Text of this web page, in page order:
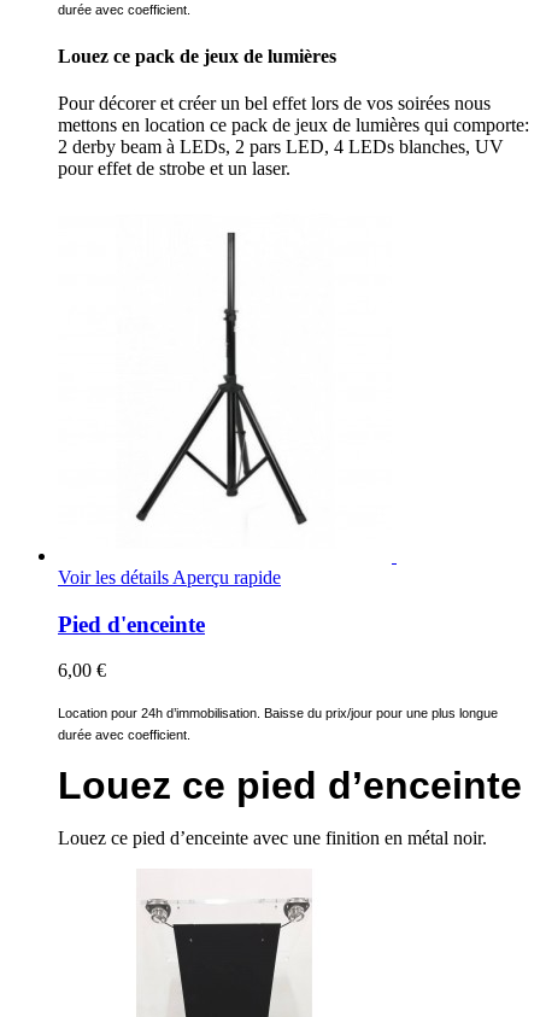
durée avec coefficient.
Louez ce pack de jeux de lumières
Pour décorer et créer un bel effet lors de vos soirées nous
mettons en location ce pack de jeux de lumières qui comporte:
2 derby beam à LEDs, 2 pars LED, 4 LEDs blanches, UV
pour effet de strobe et un laser.
Voir les détails Aperçu rapide
Pied d'enceinte
6,00 €
Location pour 24h d’immobilisation. Baisse du prix/jour pour une plus longue
durée avec coefficient.
Louez ce pied d’enceinte
Louez ce pied d’enceinte avec une finition en métal noir.